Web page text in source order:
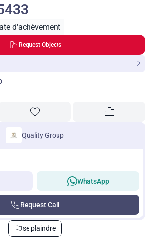
d'achèvement
Request Objects
Quality Group
WhatsApp
Request Call
se plaindre